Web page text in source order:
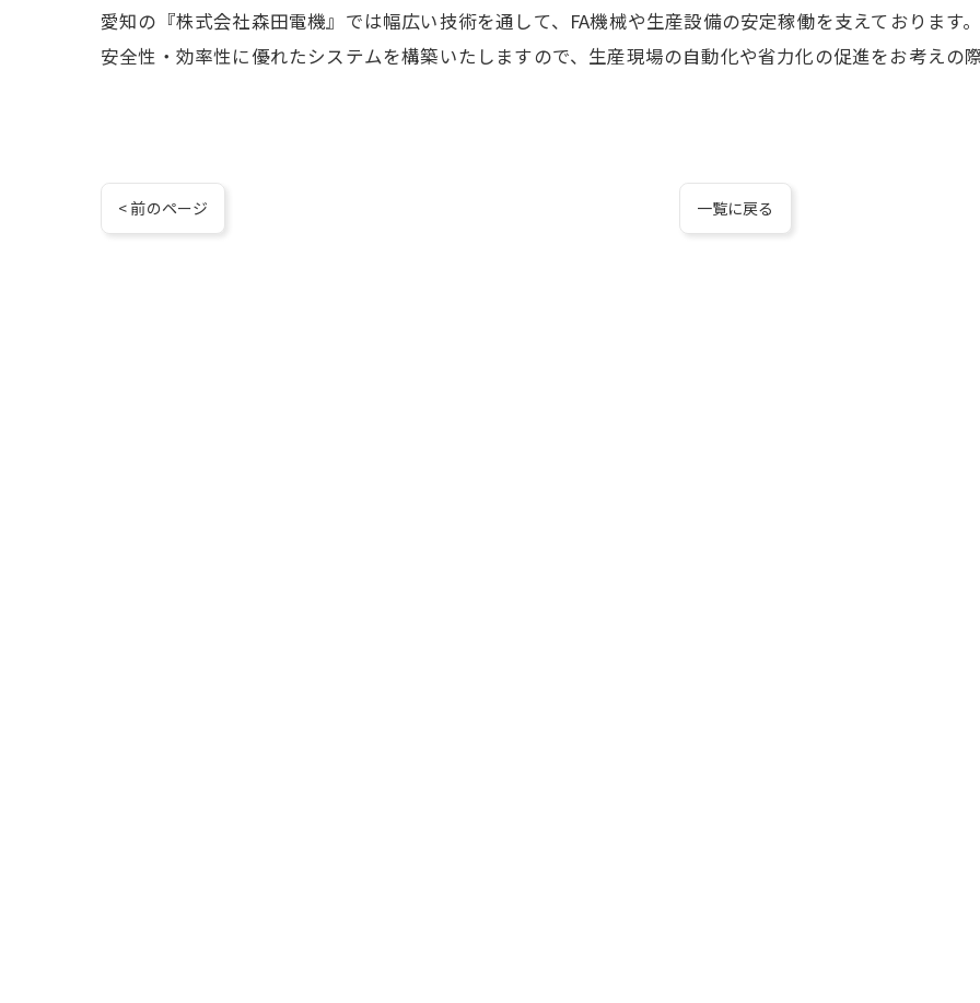
愛知の『株式会社森田電機』では幅広い技術を通して、FA機械や生産設備の安定稼働を支えております。
安全性・効率性に優れたシステムを構築いたしますので、生産現場の自動化や省力化の促進をお考えの
< 前のページ 一覧に戻る